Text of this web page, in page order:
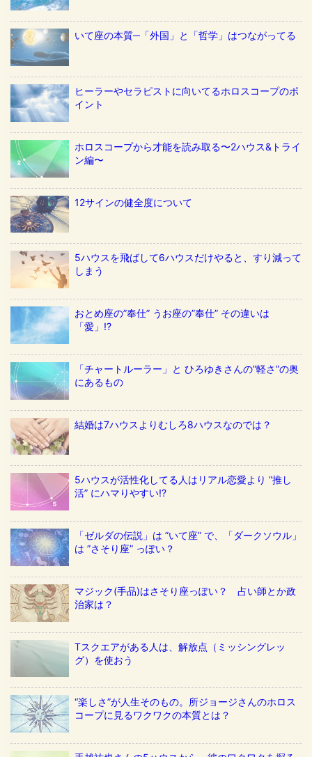
いて座の本質─「外国」と「哲学」はつながってる
ヒーラーやセラピストに向いてるホロスコープのポ
イント
ホロスコープから才能を読み取る〜2ハウス&トライ
ン編〜
12サインの健全度について
5ハウスを飛ばして6ハウスだけやると、すり減って
しまう
おとめ座の”奉仕” うお座の”奉仕” その違いは
「愛」!?
「チャートルーラー」と ひろゆきさんの”軽さ”の奥
にあるもの
結婚は7ハウスよりむしろ8ハウスなのでは？
5ハウスが活性化してる人はリアル恋愛より ”推し
活” にハマりやすい!?
「ゼルダの伝説」は ”いて座” で、「ダークソウル」
は ”さそり座” っぽい？
マジック(手品)はさそり座っぽい？ 占い師とか政
治家は？
Tスクエアがある人は、解放点（ミッシングレッ
グ）を使おう
“楽しさ”が人生そのもの。所ジョージさんのホロス
コープに見るワクワクの本質とは？